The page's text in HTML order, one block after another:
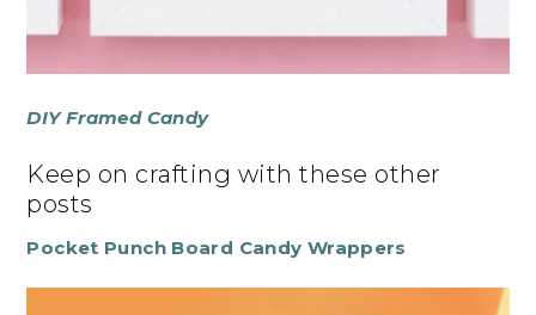
DIY Framed Candy
Keep on crafting with these other
posts
Pocket Punch Board Candy Wrappers